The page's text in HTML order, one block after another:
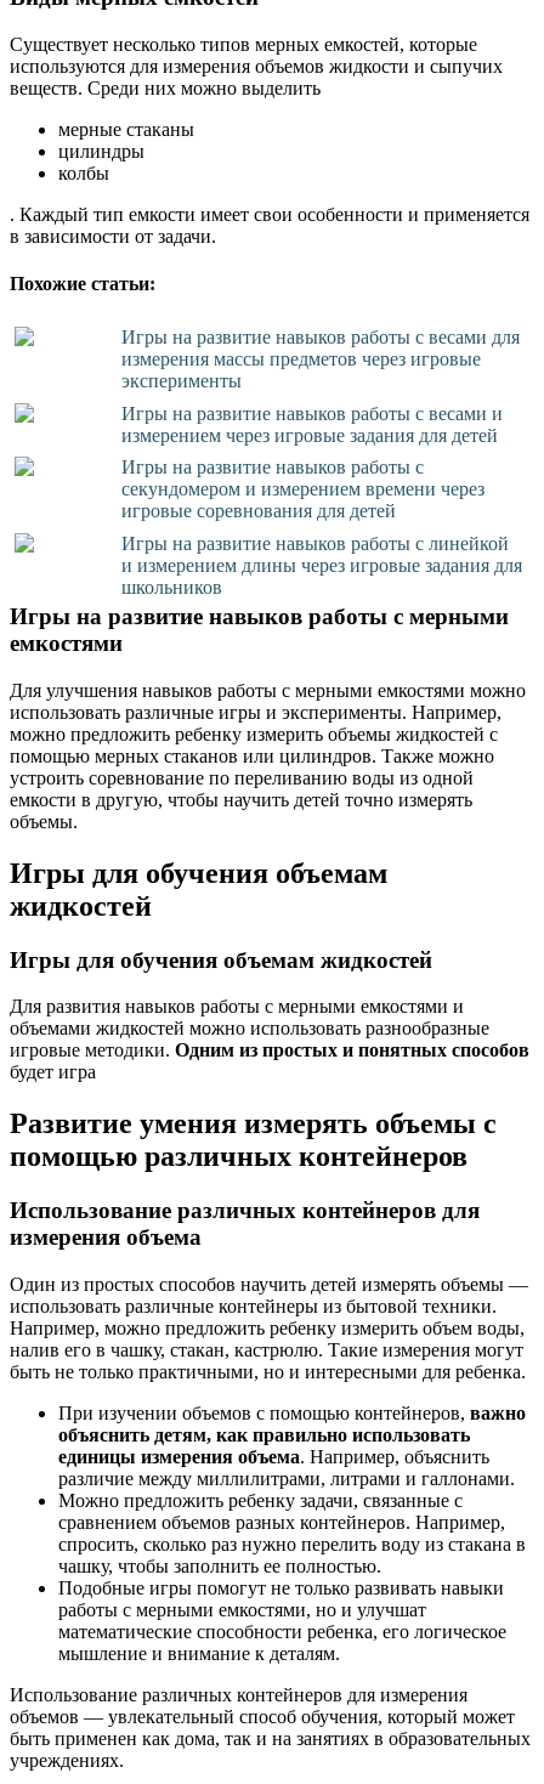
Существует несколько типов мерных емкостей, которые
используются для измерения объемов жидкости и сыпучих
веществ. Среди них можно выделить
мерные стаканы
цилиндры
колбы
. Каждый тип емкости имеет свои особенности и применяется
в зависимости от задачи.
Похожие статьи:
Игры на развитие навыков работы с весами для
измерения массы предметов через игровые
эксперименты
Игры на развитие навыков работы с весами и
измерением через игровые задания для детей
Игры на развитие навыков работы с
секундомером и измерением времени через
игровые соревнования для детей
Игры на развитие навыков работы с линейкой
и измерением длины через игровые задания для
школьников
Игры на развитие навыков работы с мерными
емкостями
Для улучшения навыков работы с мерными емкостями можно
использовать различные игры и эксперименты. Например,
можно предложить ребенку измерить объемы жидкостей с
помощью мерных стаканов или цилиндров. Также можно
устроить соревнование по переливанию воды из одной
емкости в другую, чтобы научить детей точно измерять
объемы.
Игры для обучения объемам
жидкостей
Игры для обучения объемам жидкостей
Для развития навыков работы с мерными емкостями и
объемами жидкостей можно использовать разнообразные
игровые методики. Одним из простых и понятных способов
будет игра
Развитие умения измерять объемы с
помощью различных контейнеров
Использование различных контейнеров для
измерения объема
Один из простых способов научить детей измерять объемы —
использовать различные контейнеры из бытовой техники.
Например, можно предложить ребенку измерить объем воды,
налив его в чашку, стакан, кастрюлю. Такие измерения могут
быть не только практичными, но и интересными для ребенка.
При изучении объемов с помощью контейнеров, важно
объяснить детям, как правильно использовать
единицы измерения объема. Например, объяснить
различие между миллилитрами, литрами и галлонами.
Можно предложить ребенку задачи, связанные с
сравнением объемов разных контейнеров. Например,
спросить, сколько раз нужно перелить воду из стакана в
чашку, чтобы заполнить ее полностью.
Подобные игры помогут не только развивать навыки
работы с мерными емкостями, но и улучшат
математические способности ребенка, его логическое
мышление и внимание к деталям.
Использование различных контейнеров для измерения
объемов — увлекательный способ обучения, который может
быть применен как дома, так и на занятиях в образовательных
учреждениях.